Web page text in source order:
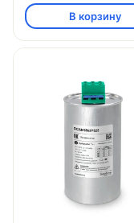
В корзину